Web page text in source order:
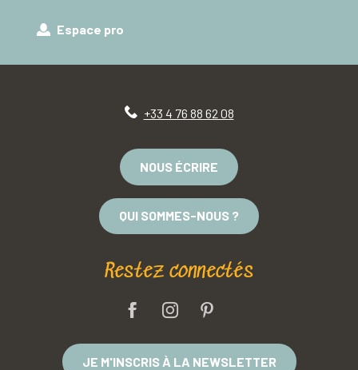
Espace pro
+33 4 76 88 62 08
NOUS ÉCRIRE
QUI SOMMES-NOUS ?
Restez connectés
JE M'INSCRIS À LA NEWSLETTER